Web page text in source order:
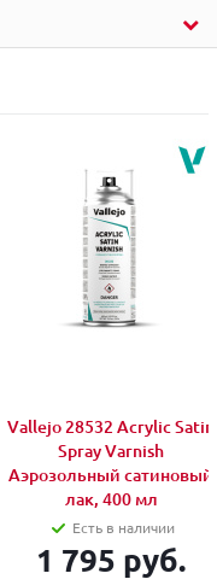
Vallejo 28532 Acrylic Satin
Spray Varnish
Аэрозольный сатиновый
лак, 400 мл
Есть в наличии
1 795 руб.